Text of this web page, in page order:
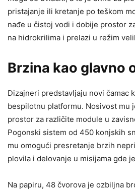
pristajanje ili kretanje po teškom
nađe u čistoj vodi i dobije prostor
na hidrokrilima i prelazi u režim
Brzina kao glavno
Dizajneri predstavljaju novi čamac
bespilotnu platformu. Nosivost mu
prostor za različite module u
Pogonski sistem od 450 konjskih
mu omogući presretanje brzih
plovila i delovanje u misijama gde
Na papiru, 48 čvorova je ozbiljna